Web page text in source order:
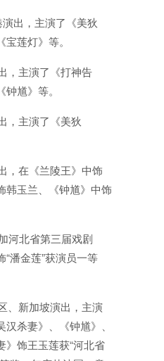
出，主演了《美狄
莲灯》等。
，主演了《打神告
馗》等。
，主演了《美狄
，在《兰陵王》中饰
韩玉兰、《钟馗》中饰
河北省第三届戏剧
潘金莲”获演员一等
、新加坡演出，主演
杀妻》、《钟馗》、
》饰王玉莲获“河北省